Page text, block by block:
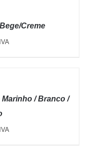
Creme
/ Branco /